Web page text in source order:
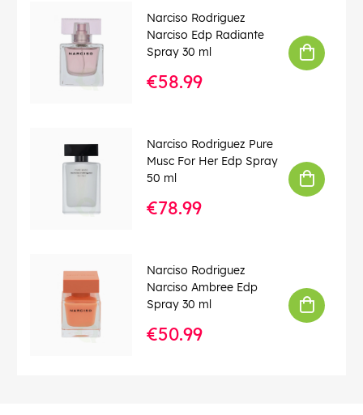
Narciso Rodriguez
Narciso Edp Radiante
Spray 30 ml
€58.99
Narciso Rodriguez Pure
Musc For Her Edp Spray
50 ml
€78.99
Narciso Rodriguez
Narciso Ambree Edp
Spray 30 ml
€50.99